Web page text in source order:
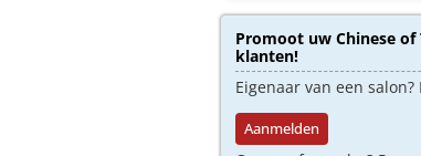
Promoot uw Chinese of
klanten!
Eigenaar van een
Aanmelden